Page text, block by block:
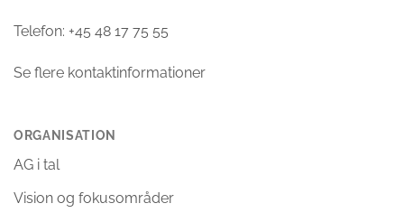
Telefon: +45 48 17 75 55
Se flere kontaktinformationer
ORGANISATION
AG i tal
Vision og fokusområder